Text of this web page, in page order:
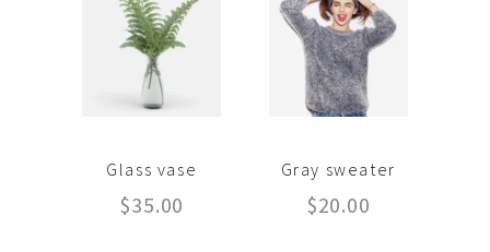
Glass vase
$35.00
Gray sweater
$20.00